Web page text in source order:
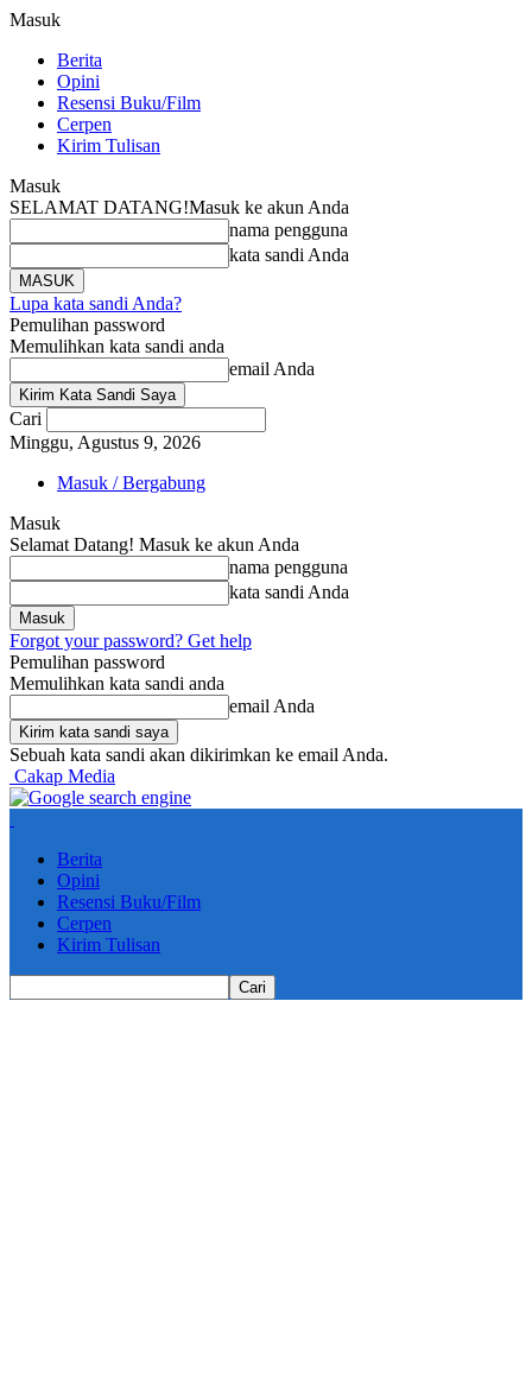
Masuk
Berita
Opini
Resensi Buku/Film
Cerpen
Kirim Tulisan
Masuk
SELAMAT DATANG!Masuk ke akun Anda
nama pengguna
kata sandi Anda
Lupa kata sandi Anda?
Pemulihan password
Memulihkan kata sandi anda
email Anda
Cari
Minggu, Agustus 9, 2026
Masuk / Bergabung
Masuk
Selamat Datang! Masuk ke akun Anda
nama pengguna
kata sandi Anda
Forgot your password? Get help
Pemulihan password
Memulihkan kata sandi anda
email Anda
Sebuah kata sandi akan dikirimkan ke email Anda.
Cakap Media
Berita
Opini
Resensi Buku/Film
Cerpen
Kirim Tulisan